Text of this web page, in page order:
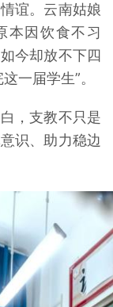
谊。云南姑娘
本因饮食不习
今却放不下四
一届学生”。
，支教不只是
识、助力稳边